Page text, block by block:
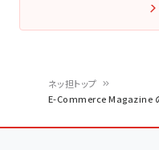
ネッ担トップ
E-Commerce Magazine の